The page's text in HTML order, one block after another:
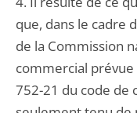
que, dans le cadre
de la Commission
commercial prévue
752-21 du code